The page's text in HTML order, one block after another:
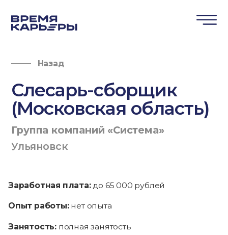
Назад
Слесарь-сборщик
(Московская область)
Группа компаний «Система»
Ульяновск
Заработная плата:до 65 000 рублей
Опыт работы:нет опыта
Занятость: полная занятость